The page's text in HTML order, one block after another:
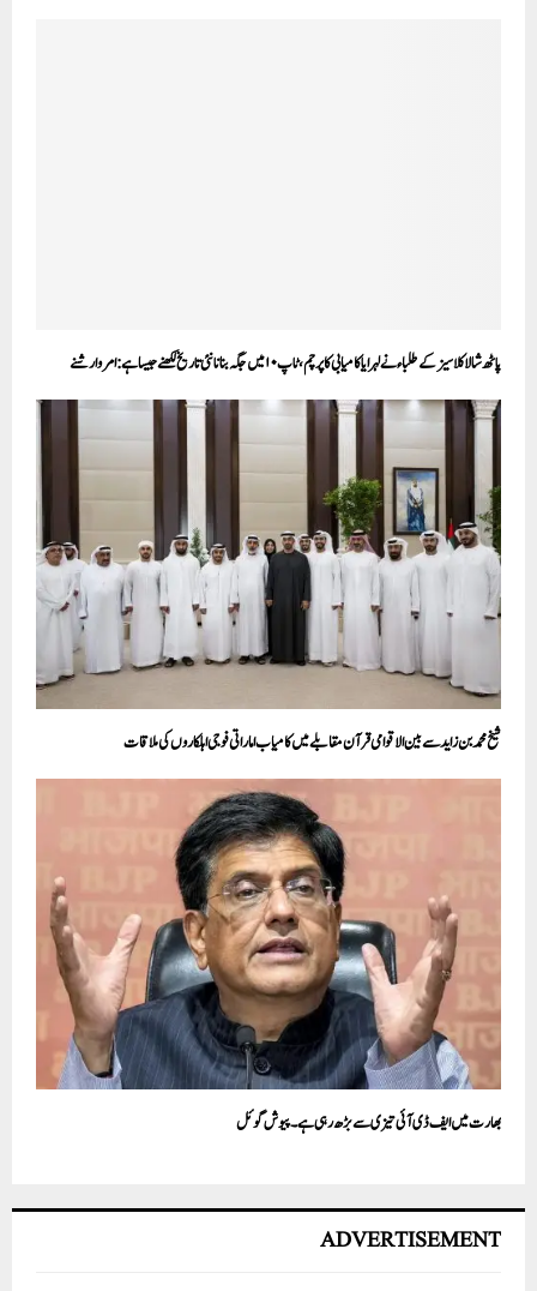
پاٹھ شالا کلاسیز کے طلباء نے لہرایا کامیابی کا پرچم، ٹاپ ۱۰ میں جگہ بنانا نئی تاریخ لکھنے جیسا ہے: امر وارشنے
شیخ محمد بن زاید سے بین الاقوامی قرآن مقابلے میں کامیاب اماراتی فوجی اہلکاروں کی ملاقات
بھارت میں ایف ڈی آئی تیزی سے بڑھ رہی ہے۔ پیوش گوئل
ADVERTISEMENT